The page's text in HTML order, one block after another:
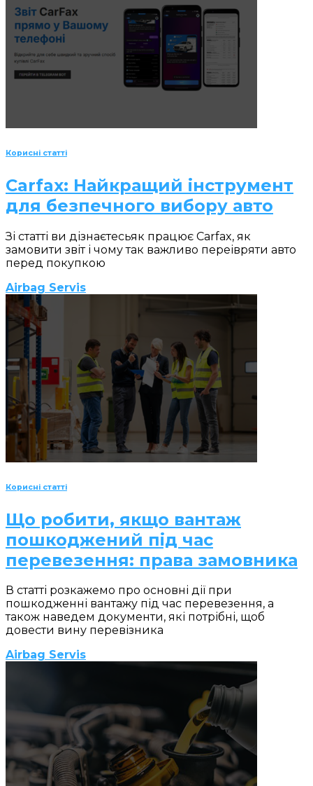
Корисні статті
Carfax: Найкращий інструмент
для безпечного вибору авто
Зі статті ви дізнаєтесьяк працює Carfax, як
замовити звіт і чому так важливо переівряти авто
перед покупкою
Airbag Servis
Корисні статті
Що робити, якщо вантаж
пошкоджений під час
перевезення: права замовника
В статті розкажемо про основні дії при
пошкодженні вантажу під час перевезення, а
також наведем документи, які потрібні, щоб
довести вину перевізника
Airbag Servis